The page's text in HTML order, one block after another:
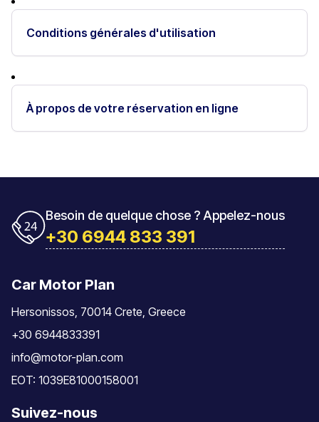
Conditions générales d'utilisation
À propos de votre réservation en ligne
Besoin de quelque chose ? Appelez-nous
+30 6944 833 391
Car Motor Plan
Hersonissos, 70014 Crete, Greece
+30 6944833391
info@motor-plan.com
EOT: 1039E81000158001
Suivez-nous